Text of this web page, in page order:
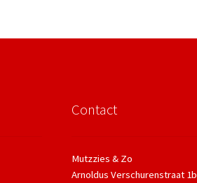
Contact
Mutzzies & Zo
Arnoldus Verschurenstraat 1b